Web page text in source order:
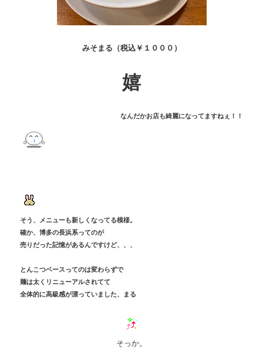
みそまる（税込￥１０００）
嬉
なんだかお店も綺麗になってますねぇ！！
そう、メニューも新しくなってる模様。
確か、博多の長浜系ってのが
売りだった記憶があるんですけど、、、
とんこつベースってのは変わらずで
麺は太くリニューアルされてて
全体的に高級感が漂っていました、まる
そっか。